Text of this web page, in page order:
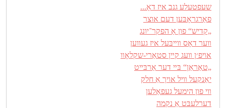
שעפטעלע גנב איז דאָ...
פאַרגראָבּען דעם אוצר
„קדיש“ פון אַ הפקר־יונג
װער דאָס װײבּעל איז געװען
אױפ׳ן װעג קײן סטאַרי-שקלאָװ
„טאַראַן“ בּײ דער אַרבּײט
יאַנקעל װיל אױך אַ חלק
װי פון הימעל געפאַלען
דערלעבּט אַ נקמה